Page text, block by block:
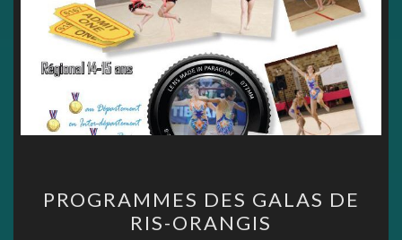
DES
GALAS
PROGRAMMES DES GALAS DE
RIS-ORANGIS